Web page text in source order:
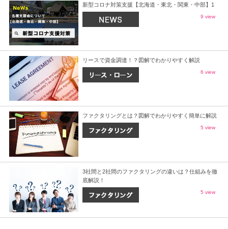
新型コロナ対策支援【北海道・東北・関東・中部】1
9 view
リースで資金調達！？図解でわかりやすく解説
6 view
ファクタリングとは？図解でわかりやすく簡単に解説
5 view
3社間と2社間のファクタリングの違いは？仕組みを徹
底解説！
5 view